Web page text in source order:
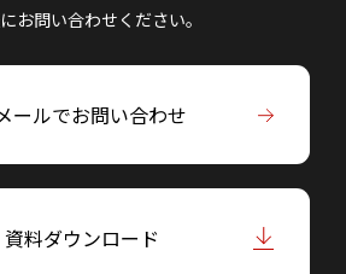
お問い合わせください。
ールでお問い合わせ
資料ダウンロード